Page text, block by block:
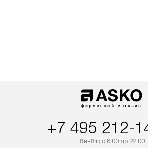
+7 495 212-
Пн-Пт:с 8:00 до 22:00